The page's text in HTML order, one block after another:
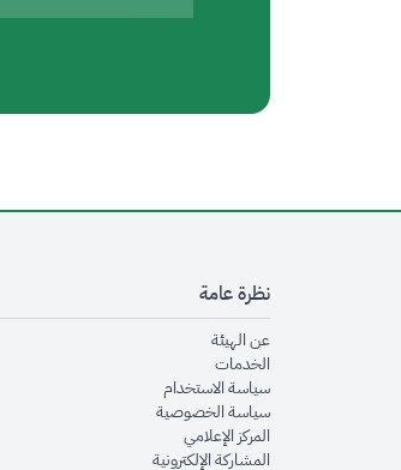
نظرة عامة
عن الهيئةopens in new window
الخدماتopens in new window
سياسة الاستخدام
سياسة الخصوصيةopens in new window
المركز الإعلاميopens in new window
المشاركة الإلكترونيةopens in new window